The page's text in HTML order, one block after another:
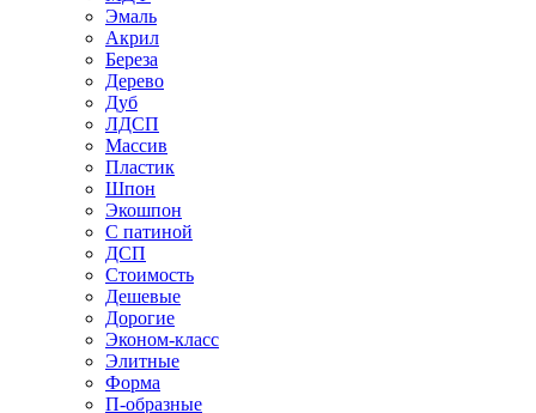
Эмаль
Акрил
Береза
Дерево
Дуб
ЛДСП
Массив
Пластик
Шпон
Экошпон
С патиной
ДСП
Стоимость
Дешевые
Дорогие
Эконом-класс
Элитные
Форма
П-образные